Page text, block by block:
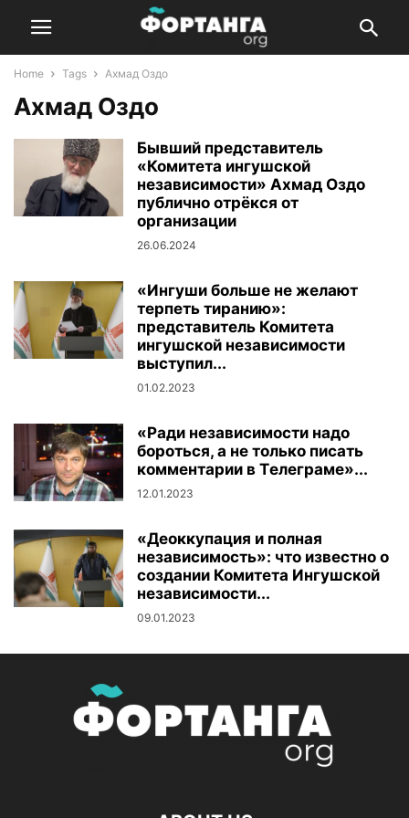
Home Tags Ахмад Оздо
Ахмад Оздо
Бывший представитель
«Комитета ингушской
независимости» Ахмад Оздо
публично отрёкся от
организации
26.06.2024
«Ингуши больше не желают
терпеть тиранию»:
представитель Комитета
ингушской независимости
выступил...
01.02.2023
«Ради независимости надо
бороться, а не только писать
комментарии в Tелеграме»...
12.01.2023
«Деоккупация и полная
независимость»: что известно о
создании Комитета Ингушской
независимости...
09.01.2023